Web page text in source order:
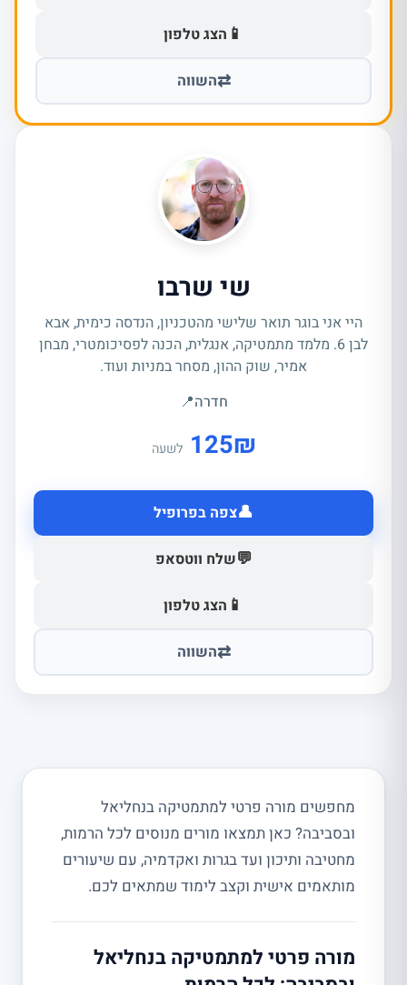
📱 הצג טלפון
⇄השווה
שי שרבו
היי אני בוגר תואר שלישי מהטכניון, הנדסה כימית, אבא
לבן 6. מלמד מתמטיקה, אנגלית, הכנה לפסיכומטרי, מבחן
אמיר, שוק ההון, מסחר במניות ועוד.
חדרה📍
₪
125 לשעה
👤צפה בפרופיל
💬שלח ווטסאפ
📱 הצג טלפון
⇄השווה
מחפשים מורה פרטי למתמטיקה בנחליאל
ובסביבה? כאן תמצאו מורים מנוסים לכל הרמות,
מחטיבה ותיכון ועד בגרות ואקדמיה, עם שיעורים
מותאמים אישית וקצב לימוד שמתאים לכם.
מורה פרטי למתמטיקה בנחליאל